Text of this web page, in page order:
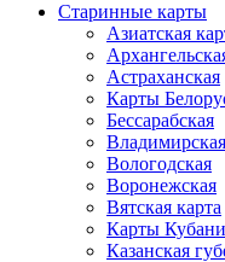
Старинные карты
Азиатская
Астраханская
Карты
Бессарабская
Владимирская
Вологодская
Воронежская
Вятская карта
Карты
Казанская